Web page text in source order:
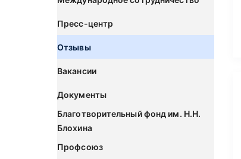
Пресс-центр
Отзывы
Вакансии
Документы
Благотворительный фонд им. Н.Н.
Блохина
Профсоюз